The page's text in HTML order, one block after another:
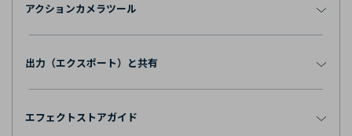
アクションカメラツール
出力（エクスポート）と共有
エフェクトストアガイド